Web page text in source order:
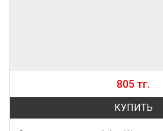
805 тг.
КУПИТЬ